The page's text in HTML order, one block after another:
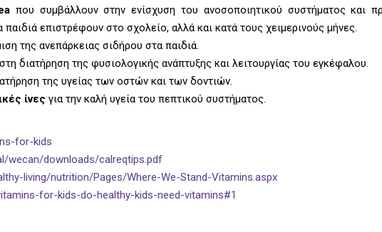
που συμβάλλουν στην ενίσχυση του ανοσοποιητικού συστήματος και
επιστρέφουν στο σχολείο, αλλά και κατά τους χειμερινούς μήνες.
της ανεπάρκειας σιδήρου στα παιδιά.
διατήρηση της φυσιολογικής ανάπτυξης και λειτουργίας του εγκέφαλου.
της υγείας των οστών και των δοντιών.
ίνες για την καλή υγεία του πεπτικού συστήματος.
for-kids
wecan/downloads/calreqtips.pdf
living/nutrition/Pages/Where-We-Stand-Vitamins.aspx
for-kids-do-healthy-kids-need-vitamins#1